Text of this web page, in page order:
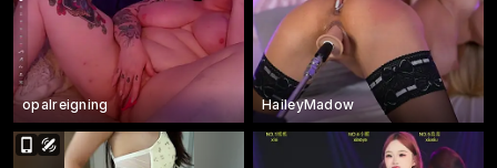
opalreigning HaileyMadow